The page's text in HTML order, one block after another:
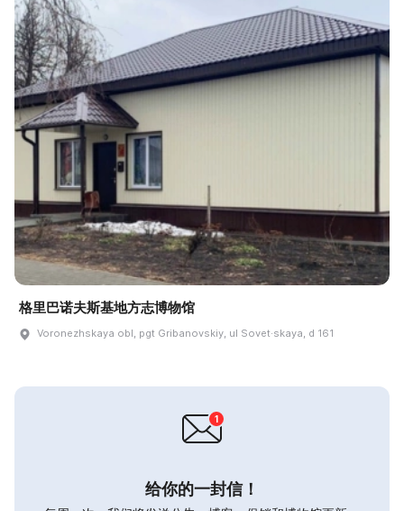
格里巴诺夫斯基地方志博物馆
Voronezhskaya obl, pgt Gribanovskiy, ul Sovet·skaya, d 161
给你的一封信！